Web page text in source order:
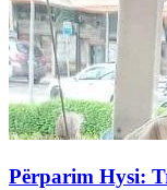
Përparim Hysi: